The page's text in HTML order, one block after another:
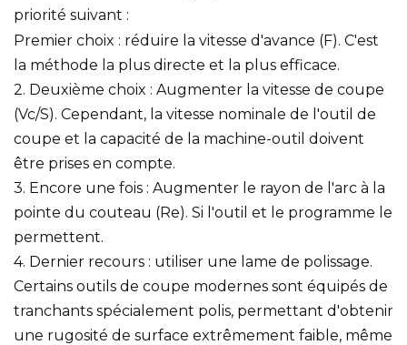
priorité suivant :
Premier choix : réduire la vitesse d'avance (F). C'est
la méthode la plus directe et la plus efficace.
2. Deuxième choix : Augmenter la vitesse de coupe
(Vc/S). Cependant, la vitesse nominale de l'outil de
coupe et la capacité de la machine-outil doivent
être prises en compte.
3. Encore une fois : Augmenter le rayon de l'arc à la
pointe du couteau (Re). Si l'outil et le programme le
permettent.
4. Dernier recours : utiliser une lame de polissage.
Certains outils de coupe modernes sont équipés de
tranchants spécialement polis, permettant d'obtenir
une rugosité de surface extrêmement faible, même